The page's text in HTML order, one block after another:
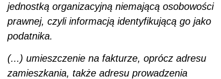
jednostką organizacyjną niemającą osobowości
prawnej, czyli informacją identyfikującą go jako
podatnika.
(...) umieszczenie na fakturze, oprócz adresu
zamieszkania, także adresu prowadzenia